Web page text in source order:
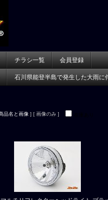
チラシ一覧 会員登録
石川県能登半島で発生した大雨に
品名と画像 ] [ 画像のみ ]